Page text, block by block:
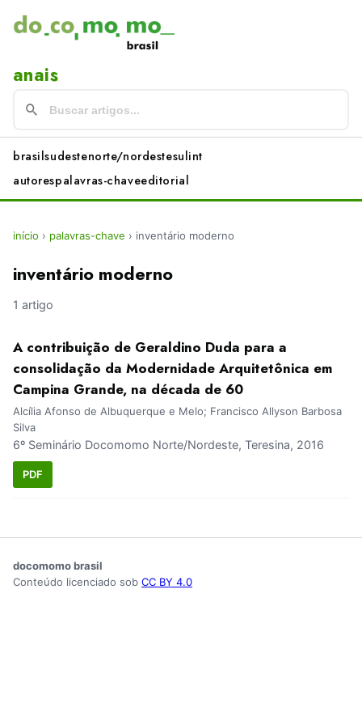
anais
brasilsudestenorte/nordestesulint
autorespalavras-chaveeditorial
início › palavras-chave › inventário moderno
inventário moderno
1 artigo
A contribuição de Geraldino Duda para a
consolidação da Modernidade Arquitetônica em
Campina Grande, na década de 60
Alcília Afonso de Albuquerque e Melo; Francisco Allyson Barbosa
Silva
6º Seminário Docomomo Norte/Nordeste, Teresina, 2016
PDF
docomomo brasil
Conteúdo licenciado sob CC BY 4.0